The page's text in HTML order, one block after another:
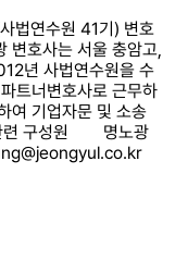
법연수원 41기) 변호
변호사는 서울 충암고,
년 사법연수원을 수
트너변호사로 근무하
여 기업자문 및 소송
련 구성원 명노광